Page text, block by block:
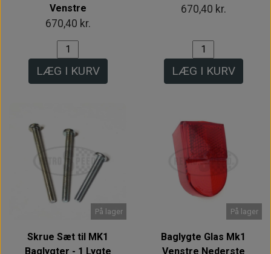
Venstre
670,40 kr.
LÆG I KURV
670,40 kr.
LÆG I KURV
På lager
Skrue Sæt til MK1
Baglygter - 1 Lygte
På lager
Baglygte Glas Mk1
Venstre Nederste